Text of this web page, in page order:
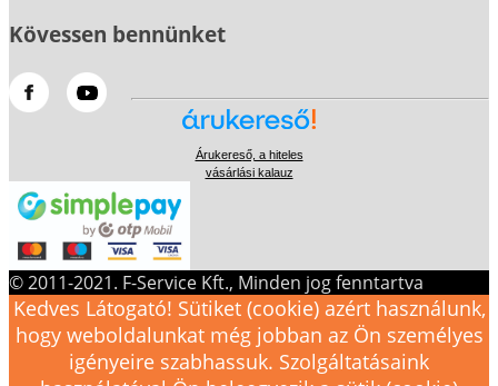
Kövessen bennünket
Árukereső, a hiteles
vásárlási kalauz
© 2011-2021. F-Service Kft., Minden jog fenntartva
Kedves Látogató! Sütiket (cookie) azért használunk,
hogy weboldalunkat még jobban az Ön személyes
igényeire szabhassuk. Szolgáltatásaink